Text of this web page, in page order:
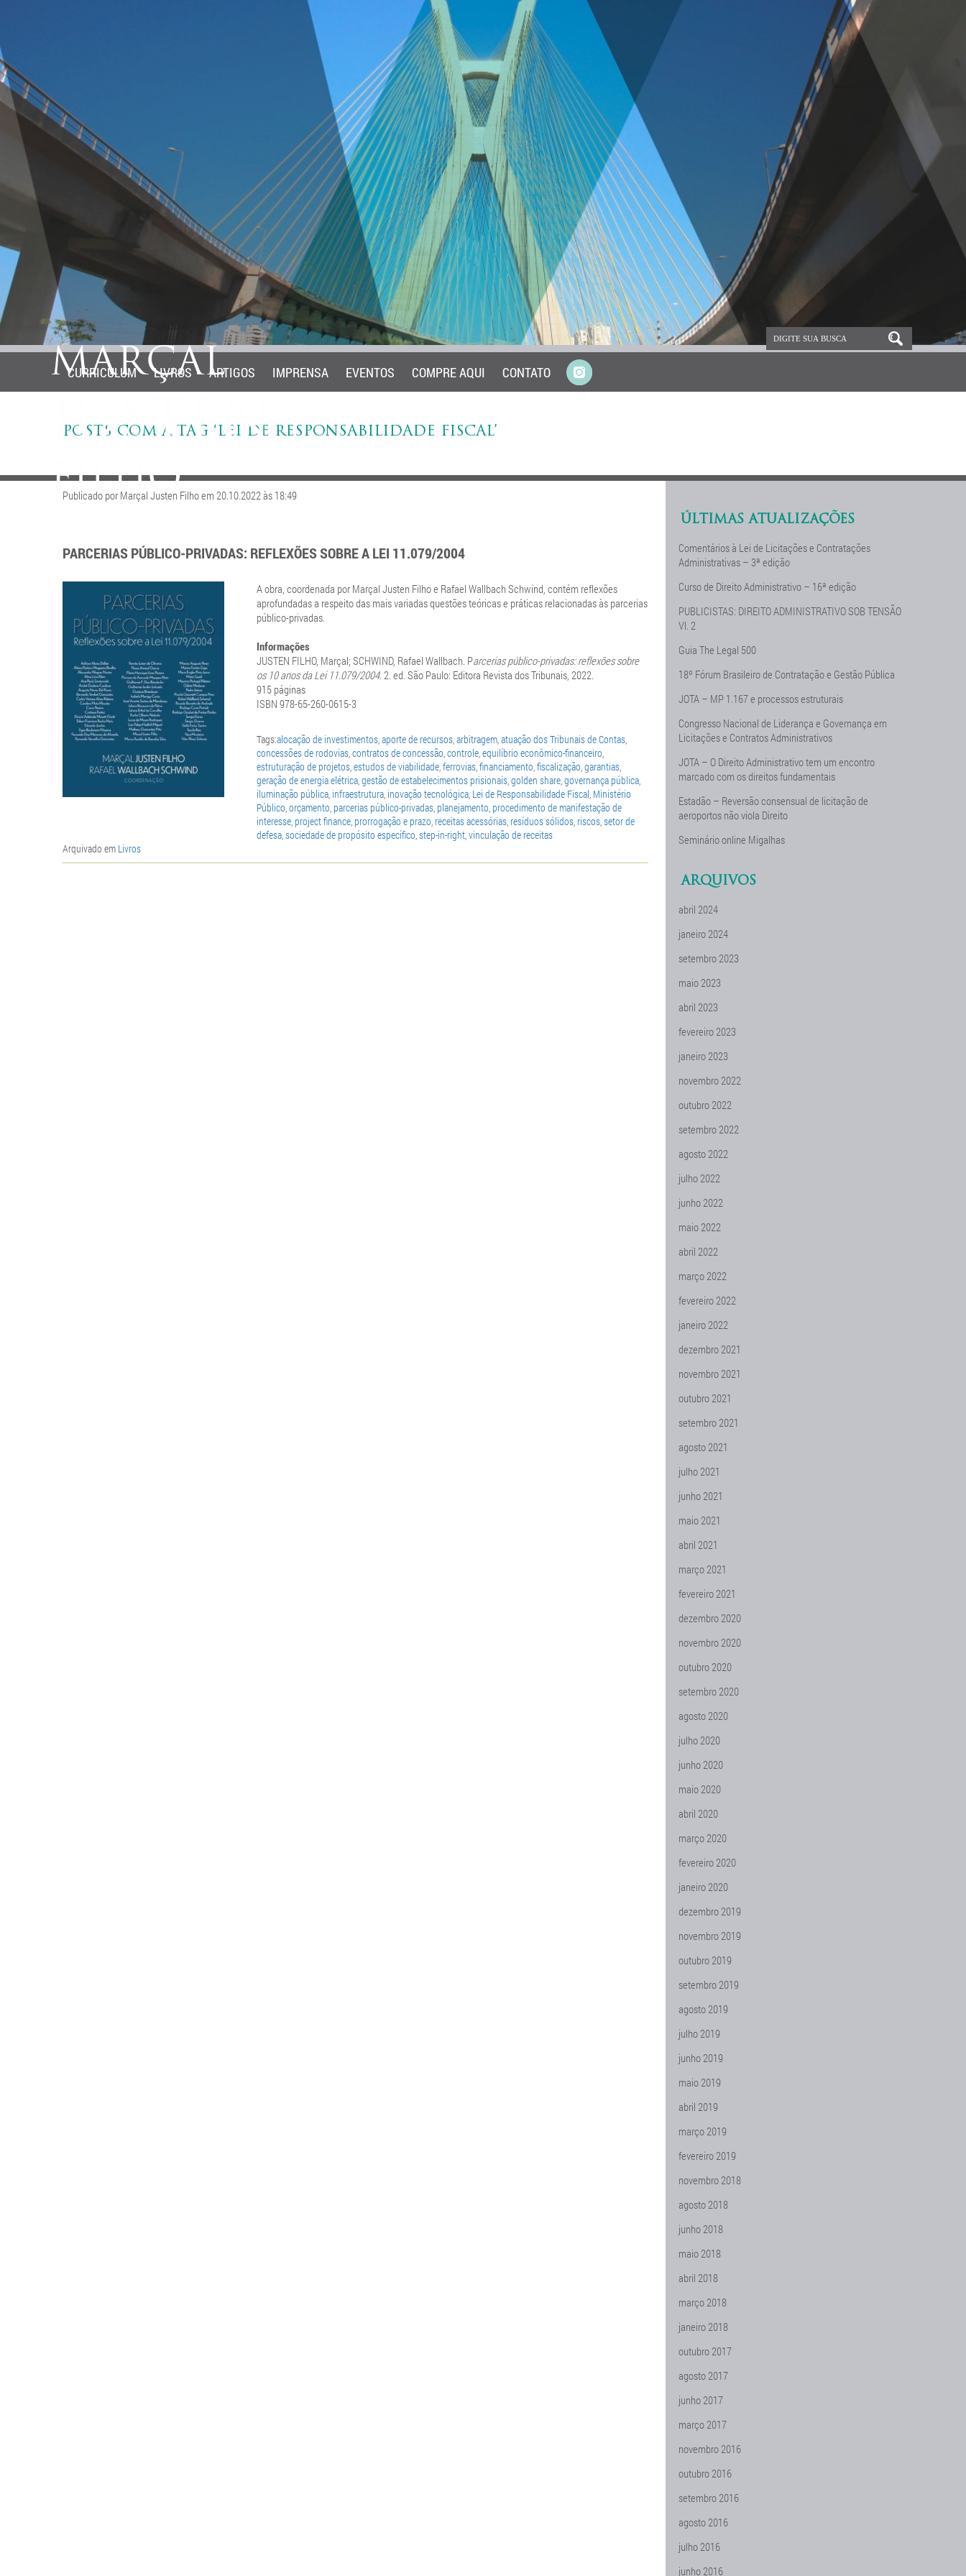
CURRICULUM LIVROS ARTIGOS IMPRENSA EVENTOS COMPRE AQUI CONTATO
POSTS COM A TAG ‘LEI DE RESPONSABILIDADE FISCAL’
Publicado por Marçal Justen Filho em 20.10.2022 às 18:49
PARCERIAS PÚBLICO-PRIVADAS: REFLEXÕES SOBRE A LEI 11.079/2004
A obra, coordenada por Marçal Justen Filho e Rafael Wallbach Schwind, contém reflexões
aprofundadas a respeito das mais variadas questões teóricas e práticas relacionadas às parcerias
público-privadas.
Informações
JUSTEN FILHO, Marçal; SCHWIND, Rafael Wallbach. Parcerias público-privadas: reflexões sobre
os 10 anos da Lei 11.079/2004. 2. ed. São Paulo: Editora Revista dos Tribunais, 2022.
915 páginas
ISBN 978-65-260-0615-3
Tags:alocação de investimentos,aporte de recursos,arbitragem,atuação dos Tribunais de Contas,
concessões de rodovias,contratos de concessão,controle,equilíbrio econômico-financeiro,
estruturação de projetos,estudos de viabilidade,ferrovias,financiamento,fiscalização,garantias,
geração de energia elétrica,gestão de estabelecimentos prisionais,golden share,governança pública,
iluminação pública, infraestrutura, inovação tecnológica, Lei de Responsabilidade Fiscal, Ministério
Público,orçamento, parcerias público-privadas, planejamento, procedimento de manifestação de
interesse, project finance, prorrogação e prazo, receitas acessórias, resíduos sólidos, riscos,setor de
defesa,sociedade de propósito específico,step-in-right,vinculação de receitas
Arquivado em Livros
ÚLTIMAS ATUALIZAÇÕES
Comentários à Lei de Licitações e Contratações
Administrativas – 3ª edição
Curso de Direito Administrativo – 16ª edição
PUBLICISTAS: DIREITO ADMINISTRATIVO SOB TENSÃO
Vl. 2
Guia The Legal 500
18º Fórum Brasileiro de Contratação e Gestão Pública
JOTA – MP 1.167 e processos estruturais
Congresso Nacional de Liderança e Governança em
Licitações e Contratos Administrativos
JOTA – O Direito Administrativo tem um encontro
marcado com os direitos fundamentais
Estadão – Reversão consensual de licitação de
aeroportos não viola Direito
Seminário online Migalhas
ARQUIVOS
abril 2024
janeiro 2024
setembro 2023
maio 2023
abril 2023
fevereiro 2023
janeiro 2023
novembro 2022
outubro 2022
setembro 2022
agosto 2022
julho 2022
junho 2022
maio 2022
abril 2022
março 2022
fevereiro 2022
janeiro 2022
dezembro 2021
novembro 2021
outubro 2021
setembro 2021
agosto 2021
julho 2021
junho 2021
maio 2021
abril 2021
março 2021
fevereiro 2021
dezembro 2020
novembro 2020
outubro 2020
setembro 2020
agosto 2020
julho 2020
junho 2020
maio 2020
abril 2020
março 2020
fevereiro 2020
janeiro 2020
dezembro 2019
novembro 2019
outubro 2019
setembro 2019
agosto 2019
julho 2019
junho 2019
maio 2019
abril 2019
março 2019
fevereiro 2019
novembro 2018
agosto 2018
junho 2018
maio 2018
abril 2018
março 2018
janeiro 2018
outubro 2017
agosto 2017
junho 2017
março 2017
novembro 2016
outubro 2016
setembro 2016
agosto 2016
julho 2016
junho 2016